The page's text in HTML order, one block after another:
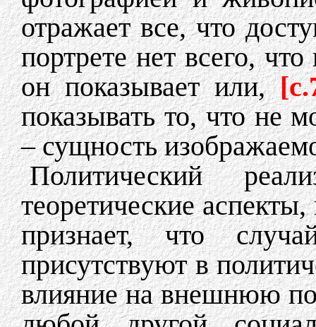
отражает все, что
портрете нет всего,
он показывает или,
показывать то, что не
– сущность
Политический
теоретические
признает, что
присутствуют в
влияние на внешнюю